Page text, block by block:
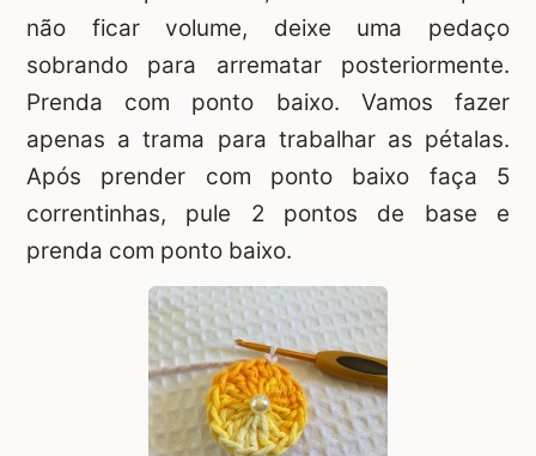
não ficar volume, deixe uma pedaço
sobrando para arrematar posteriormente.
Prenda com ponto baixo. Vamos fazer
apenas a trama para trabalhar as pétalas.
Após prender com ponto baixo faça 5
correntinhas, pule 2 pontos de base e
prenda com ponto baixo.